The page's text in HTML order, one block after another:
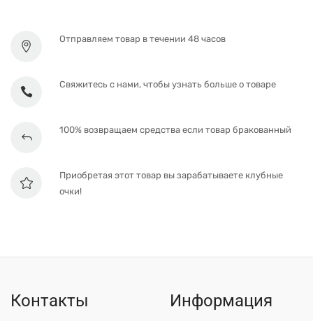
Отправляем товар в течении 48 часов
Свяжитесь с нами, чтобы узнать больше о товаре
100% возвращаем средства если товар бракованный
Приобретая этот товар вы зарабатываете клубные
очки!
Контакты Информация